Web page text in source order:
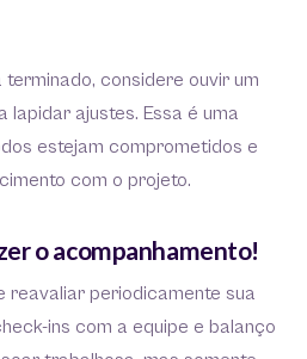
considere ouvir um
ajustes. Essa é uma
estejam comprometidos e
com o projeto.
o acompanhamento!
reavaliar periodicamente sua
ins com a equipe e balanço